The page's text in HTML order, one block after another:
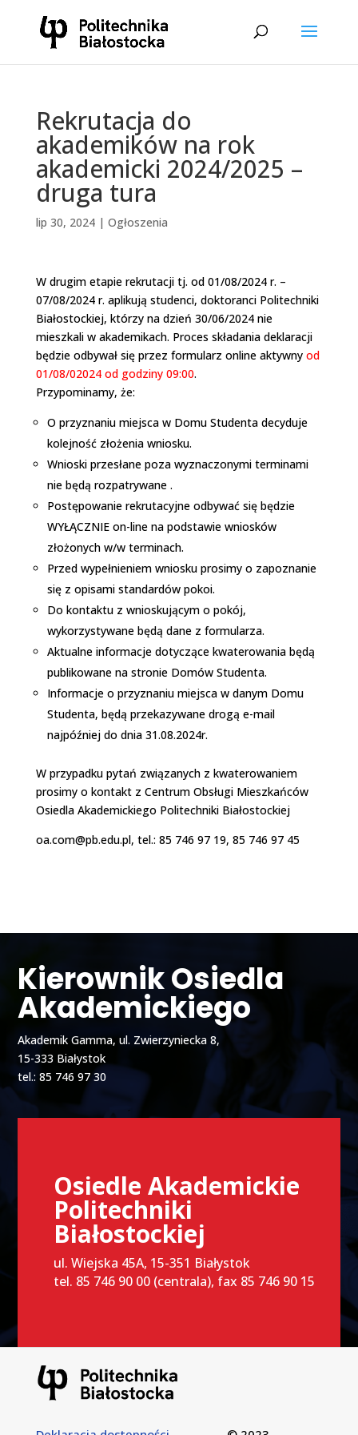
Rekrutacja do
akademików na rok
akademicki 2024/2025 –
druga tura
lip 30, 2024| Ogłoszenia
W drugim etapie rekrutacji tj. od 01/08/2024 r. –
07/08/2024 r. aplikują studenci, doktoranci Politechniki
Białostockiej, którzy na dzień 30/06/2024 nie
mieszkali w akademikach. Proces składania deklaracji
będzie odbywał się przez formularz online aktywny od
01/08/02024 od godziny 09:00.
Przypominamy, że:
O przyznaniu miejsca w Domu Studenta decyduje
kolejność złożenia wniosku.
Wnioski przesłane poza wyznaczonymi terminami
nie będą rozpatrywane .
Postępowanie rekrutacyjne odbywać się będzie
WYŁĄCZNIE on-line na podstawie wniosków
złożonych w/w terminach.
Przed wypełnieniem wniosku prosimy o zapoznanie
się z opisami standardów pokoi.
Do kontaktu z wnioskującym o pokój,
wykorzystywane będą dane z formularza.
Aktualne informacje dotyczące kwaterowania będą
publikowane na stronie Domów Studenta.
Informacje o przyznaniu miejsca w danym Domu
Studenta, będą przekazywane drogą e-mail
najpóźniej do dnia 31.08.2024r.
W przypadku pytań związanych z kwaterowaniem
prosimy o kontakt z Centrum Obsługi Mieszkańców
Osiedla Akademickiego Politechniki Białostockiej
oa.com@pb.edu.pl, tel.: 85 746 97 19, 85 746 97 45
Kierownik Osiedla
Akademickiego
Akademik Gamma, ul. Zwierzyniecka 8,
15-333 Białystok
tel.: 85 746 97 30
Osiedle Akademickie
Politechniki
Białostockiej
ul. Wiejska 45A, 15-351 Białystok
tel. 85 746 90 00 (centrala), fax 85 746 90 15